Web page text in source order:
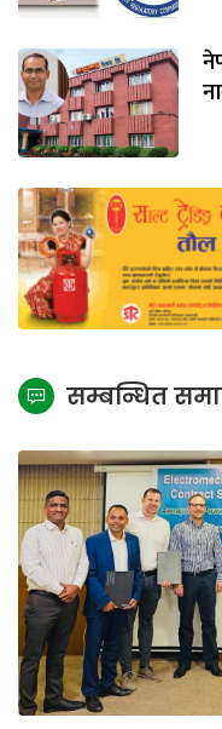
सम्बन्धित